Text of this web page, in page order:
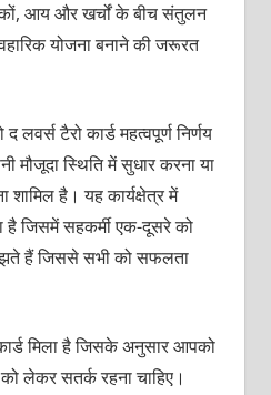
आय और खर्चों के बीच संतुलन
योजना बनाने की जरूरत
टैरो कार्ड महत्‍वपूर्ण निर्णय
मौजूदा स्थिति में सुधार करना या
है। यह कार्यक्षेत्र में
है जिसमें सहकर्मी एक-दूसरे को
हैं जिससे सभी को सफलता
मिला है जिसके अनुसार आपको
लेकर सतर्क रहना चाहिए।